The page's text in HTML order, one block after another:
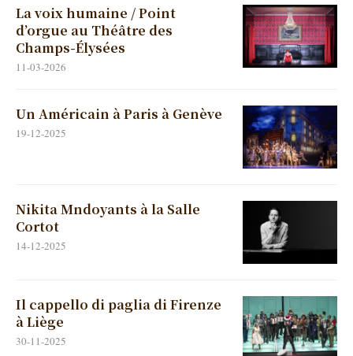
La voix humaine / Point
d’orgue au Théâtre des
Champs-Élysées
11-03-2026
Un Américain à Paris à Genève
19-12-2025
Nikita Mndoyants à la Salle
Cortot
14-12-2025
Il cappello di paglia di Firenze
à Liège
30-11-2025